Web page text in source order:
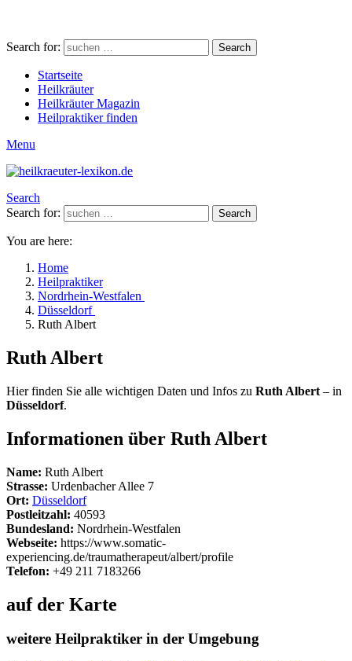
Search for: Search
Startseite
Heilkräuter
Heilkräuter Magazin
Heilpraktiker finden
Menu
Search
Search for:
Search
You are here:
Home
Heilpraktiker
Nordrhein-Westfalen
Düsseldorf
Ruth Albert
Ruth Albert
Hier finden Sie alle wichtigen Daten und Infos zu Ruth Albert – in
Düsseldorf.
Informationen über Ruth Albert
Name: Ruth Albert
Strasse: Urdenbacher Allee 7
Ort: Düsseldorf
Postleitzahl: 40593
Bundesland: Nordrhein-Westfalen
Webseite: https://www.somatic-
experiencing.de/traumatherapeut/albert/profile
Telefon: +49 211 7183266
auf der Karte
weitere Heilpraktiker in der Umgebung